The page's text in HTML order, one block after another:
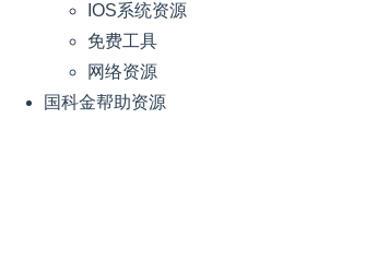
IOS系统资源
免费工具
网络资源
国科金帮助资源